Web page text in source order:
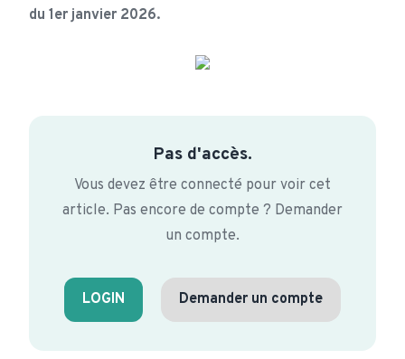
du 1er janvier 2026.
Pas d'accès.
Vous devez être connecté pour voir cet
article. Pas encore de compte ? Demander
un compte.
LOGIN Demander un compte